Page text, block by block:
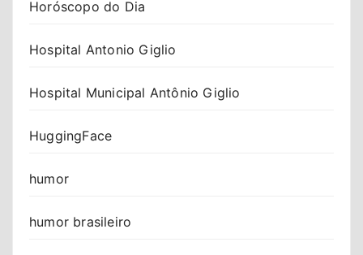
Horóscopo do Dia
Hospital Antonio Giglio
Hospital Municipal Antônio Giglio
HuggingFace
humor
humor brasileiro